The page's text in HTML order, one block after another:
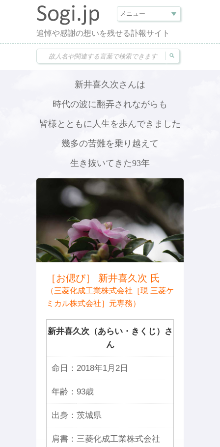
追悼や感謝の想いを残せる訃報サイト
新井喜久次さんは
時代の波に翻弄されながらも
皆様とともに人生を歩んできました
幾多の苦難を乗り越えて
生き抜いてきた93年
［お偲び］ 新井喜久次 氏
（三菱化成工業株式会社［現 三菱ケ
ミカル株式会社］元専務）
新井喜久次（あらい・きくじ）さ
ん
命日： 2018年1月2日
年齢： 93歳
出身： 茨城県
肩書： 三菱化成工業株式会社